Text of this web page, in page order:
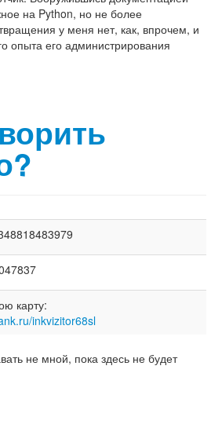
на Python, но не более
у меня нет, как, впрочем, и
опыта его администрирования
карту:
inkvizitor68sl
не мной, пока здесь не будет